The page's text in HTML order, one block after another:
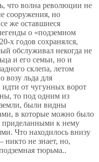
что волна революции не
сооружения, но
же оставшиеся
о «подземном
х годов сохранялся,
обслуживал некогда не
и его семьи, но и
склепа, летом
возу льда для
от чугунных ворот
то под одним из
были видны
в которые можно было
приделанными к нему
Что находилось внизу
никто не знает, но,
тюрьма..